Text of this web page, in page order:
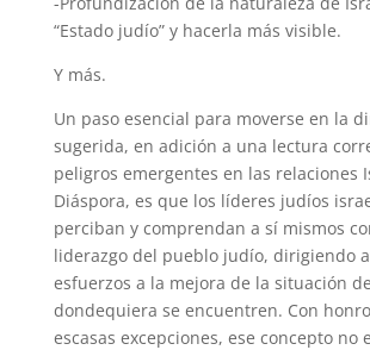
“Estado judío” y hacerla más visible.
Y más.
Un paso esencial para moverse en la
sugerida, en adición a una lectura
peligros emergentes en las relaciones
Diáspora, es que los líderes judíos
perciban y comprendan a sí mismos
liderazgo del pueblo judío, dirigiendo
esfuerzos a la mejora de la situación
dondequiera se encuentren. Con
escasas excepciones, ese concepto no